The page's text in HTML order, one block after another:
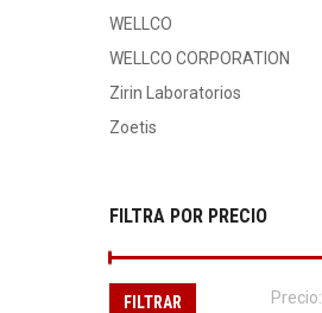
WELLCO
WELLCO CORPORATION
Zirin Laboratorios
Zoetis
FILTRA POR PRECIO
FILTRAR Precio: